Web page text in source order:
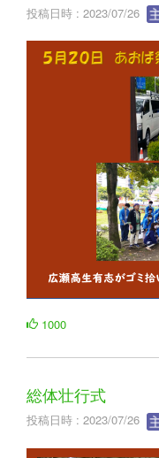
投稿日時 : 2023/07/26
1000
総体壮行式
投稿日時 : 2023/07/26